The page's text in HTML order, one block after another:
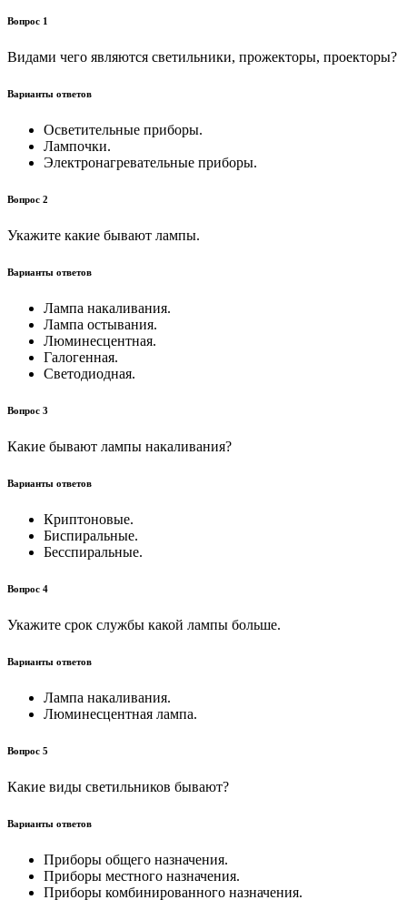
Вопрос 1
Видами чего являются светильники, прожекторы, проекторы?
Варианты ответов
Осветительные приборы.
Лампочки.
Электронагревательные приборы.
Вопрос 2
Укажите какие бывают лампы.
Варианты ответов
Лампа накаливания.
Лампа остывания.
Люминесцентная.
Галогенная.
Светодиодная.
Вопрос 3
Какие бывают лампы накаливания?
Варианты ответов
Криптоновые.
Биспиральные.
Бесспиральные.
Вопрос 4
Укажите срок службы какой лампы больше.
Варианты ответов
Лампа накаливания.
Люминесцентная лампа.
Вопрос 5
Какие виды светильников бывают?
Варианты ответов
Приборы общего назначения.
Приборы местного назначения.
Приборы комбинированного назначения.